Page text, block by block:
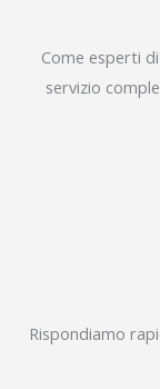
Come esperti
servizio
Rispondiamo